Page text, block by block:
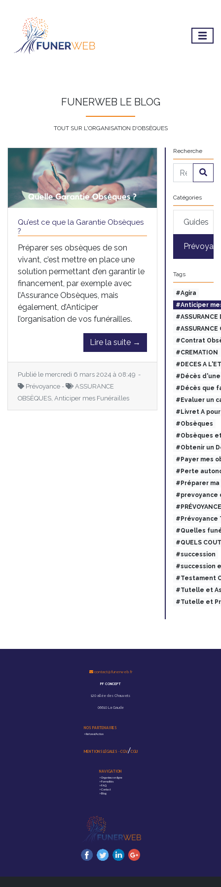
FUNERWEB LE BLOG
TOUT SUR L'ORGANISATION D'OBSÈQUES
Qu’est ce que la Garantie Obsèques
?
Préparer ses obsèques de son
vivant, c’est mettre en place une
solution permettant d’en garantir le
financement, par exemple avec
l’Assurance Obsèques, mais
également, d’Anticiper
l’organisation de vos funérailles.
Lire la suite →
Publié le mercredi 6 mars 2024 à 08:49 -
Prévoyance -
ASSURANCE
OBSÈQUES, Anticiper mes Funérailles
Recherche
Catégories
Guides
Tags
#Agira
#Anticiper
#ASSURANCE
#ASSURANCE
#Contrat
#CREMATION
#DECES A
#Décès
#Décès que
#Evaluer un
#Livret A
#Obsèques
#Obsèques
#Obtenir un
#Payer mes
#Perte
#Préparer ma
#prevoyance
#Prévoyance
#Quelles
#QUELS
#succession
#succession
#Testament
#Tutelle et
#Tutelle et
contact@funerweb.fr
PF CONCEPT
120 allée des Chauvets
06610 La Gaude
NOS PARTENAIRES
>Reforest'Action
MENTIONS LÉGALES - CGV/CGU
NAVIGATION
>Organisez en ligne
>Formalités
>FAQ
>Contact
>Blog